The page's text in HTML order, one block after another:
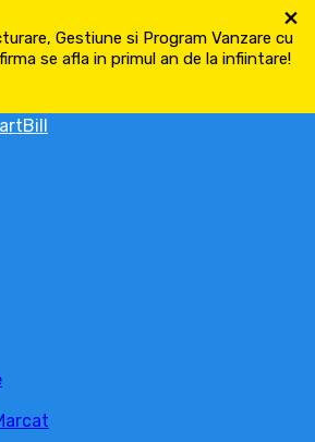
Gestiune si Program Vanzare cu
se afla in primul an de la infiintare!
×